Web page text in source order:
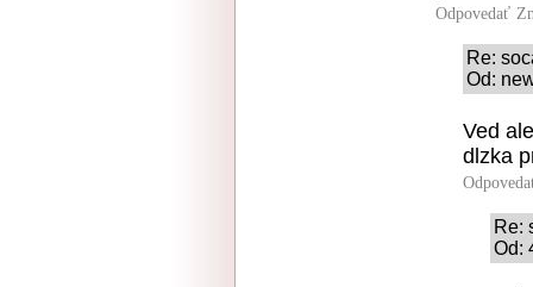
Odpovedať
Re:
Od:
Ved
dlzka
Re:
Od: